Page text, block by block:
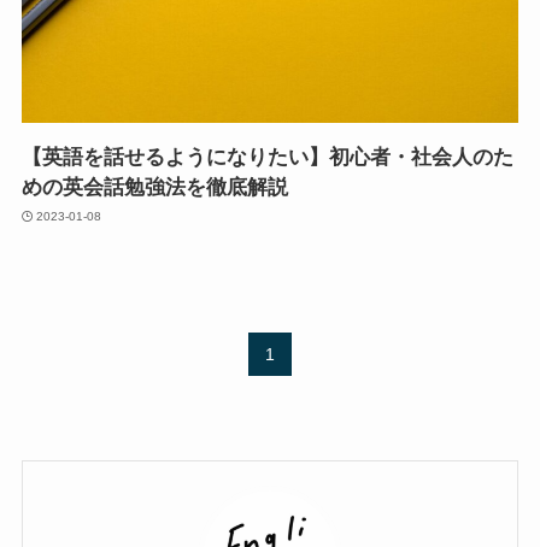
【英語を話せるようになりたい】初心者・社会人のた
めの英会話勉強法を徹底解説
2023-01-08
1